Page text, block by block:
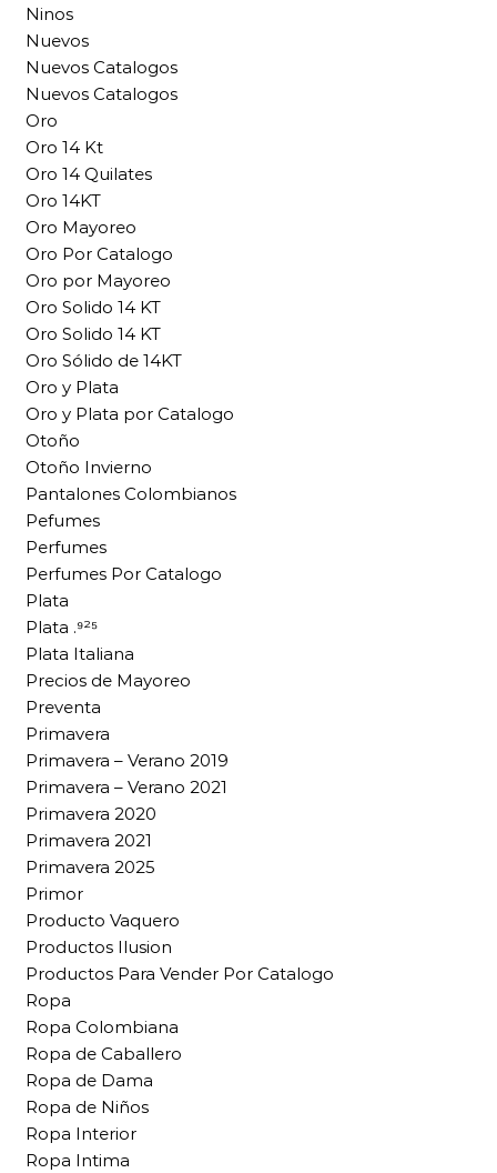
Ninos
Nuevos
Nuevos Catalogos
Nuevos Catalogos
Oro
Oro 14 Kt
Oro 14 Quilates
Oro 14KT
Oro Mayoreo
Oro Por Catalogo
Oro por Mayoreo
Oro Solido 14 KT
Oro Solido 14 KT
Oro Sólido de 14KT
Oro y Plata
Oro y Plata por Catalogo
Otoño
Otoño Invierno
Pantalones Colombianos
Pefumes
Perfumes
Perfumes Por Catalogo
Plata
Plata .⁹²⁵
Plata Italiana
Precios de Mayoreo
Preventa
Primavera
Primavera – Verano 2019
Primavera – Verano 2021
Primavera 2020
Primavera 2021
Primavera 2025
Primor
Producto Vaquero
Productos Ilusion
Productos Para Vender Por Catalogo
Ropa
Ropa Colombiana
Ropa de Caballero
Ropa de Dama
Ropa de Niños
Ropa Interior
Ropa Intima